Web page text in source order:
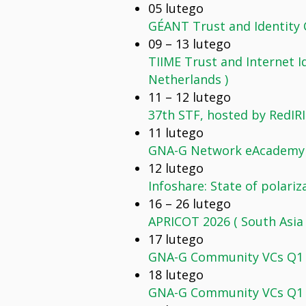
05 lutego
GÉANT Trust and
09 – 13 lutego
TIIME Trust and Internet
Netherlands )
11 – 12 lutego
37th STF, hosted by
11 lutego
GNA-G Network
12 lutego
Infoshare: State of
16 – 26 lutego
APRICOT 2026 ( South Asia
17 lutego
GNA-G Community VCs
18 lutego
GNA-G Community VCs